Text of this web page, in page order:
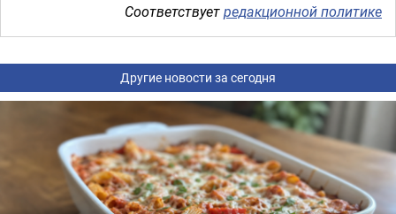
Соответствуетредакционной политике
Другие новости за сегодня